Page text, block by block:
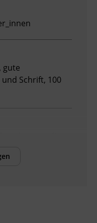
gute
Schrift, 100